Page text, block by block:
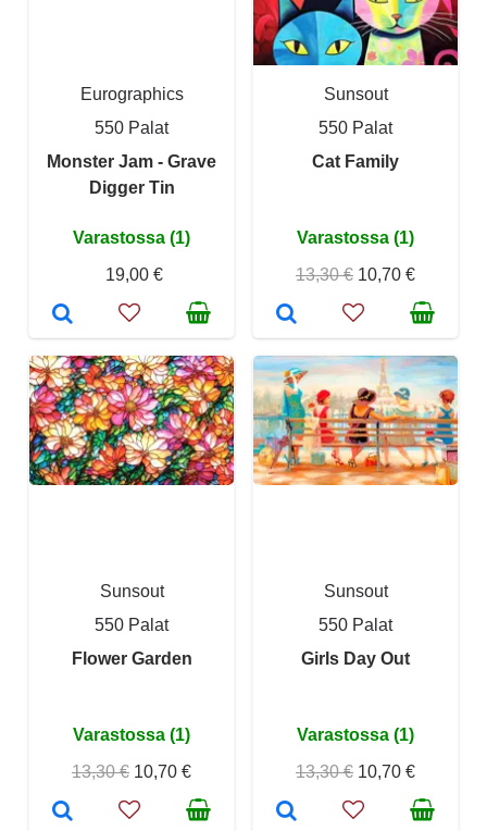
Eurographics
550 Palat
Monster Jam - Grave
Digger Tin
Varastossa (1)
19,00 €
Sunsout
550 Palat
Cat Family
Varastossa (1)
13,30 € 10,70 €
Sunsout
550 Palat
Flower Garden
Varastossa (1)
13,30 € 10,70 €
Sunsout
550 Palat
Girls Day Out
Varastossa (1)
13,30 € 10,70 €